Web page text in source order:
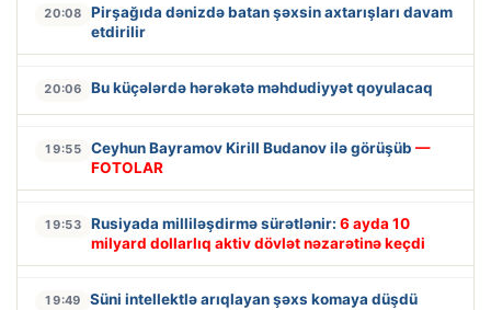
20:08
Pirşağıda dənizdə batan şəxsin axtarışları davam
etdirilir
20:06 Bu küçələrdə hərəkətə məhdudiyyət qoyulacaq
19:55 Ceyhun Bayramov Kirill Budanov ilə görüşüb —
FOTOLAR
19:53 Rusiyada milliləşdirmə sürətlənir: 6 ayda 10
milyard dollarlıq aktiv dövlət nəzarətinə keçdi
19:49 Süni intellektlə arıqlayan şəxs komaya düşdü